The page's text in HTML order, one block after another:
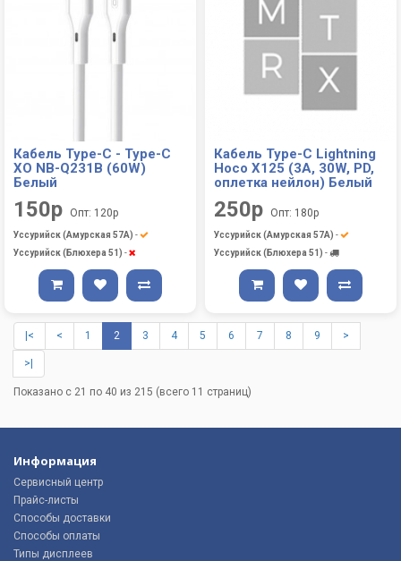
Кабель Type-C - Type-C
XO NB-Q231B (60W)
Белый
150р Опт: 120р
Уссурийск (Амурская 57А) -
Уссурийск (Блюхера 51) -
Кабель Type-C Lightning
Hoco X125 (3A, 30W, PD,
оплетка нейлон) Белый
250р Опт: 180р
Уссурийск (Амурская 57А) -
Уссурийск (Блюхера 51) -
|< < 1 2 3 4 5 6 7 8 9 >
>|
Показано с 21 по 40 из 215 (всего 11 страниц)
Информация
Сервисный центр
Прайс-листы
Способы доставки
Способы оплаты
Типы дисплеев